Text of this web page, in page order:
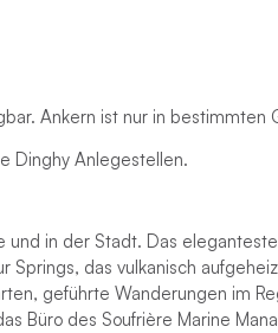
Ankern ist nur in bestimmten
Dinghy Anlegestellen.
und in der Stadt. Das
Springs, das vulkanisch
geführte Wanderungen im
Büro des Soufrière Marine